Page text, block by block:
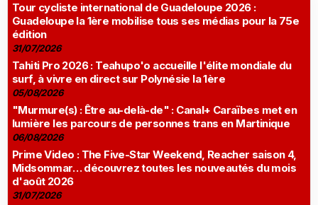
Tour cycliste international de Guadeloupe 2026 :
Guadeloupe la 1ère mobilise tous ses médias pour la 75e
édition
31/07/2026
Tahiti Pro 2026 : Teahupo'o accueille l'élite mondiale du
surf, à vivre en direct sur Polynésie la 1ère
05/08/2026
"Murmure(s) : Être au-delà-de" : Canal+ Caraïbes met en
lumière les parcours de personnes trans en Martinique
06/08/2026
Prime Video : The Five-Star Weekend, Reacher saison 4,
Midsommar… découvrez toutes les nouveautés du mois
d'août 2026
31/07/2026